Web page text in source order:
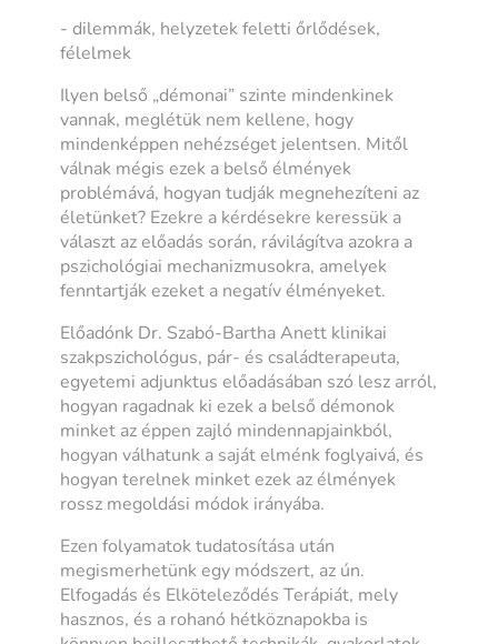
- dilemmák, helyzetek feletti őrlődések,
félelmek
Ilyen belső „démonai” szinte mindenkinek
vannak, meglétük nem kellene, hogy
mindenképpen nehézséget jelentsen. Mitől
válnak mégis ezek a belső élmények
problémává, hogyan tudják megnehezíteni az
életünket? Ezekre a kérdésekre keressük a
választ az előadás során, rávilágítva azokra a
pszichológiai mechanizmusokra, amelyek
fenntartják ezeket a negatív élményeket.
Előadónk Dr. Szabó-Bartha Anett klinikai
szakpszichológus, pár- és családterapeuta,
egyetemi adjunktus előadásában szó lesz arról,
hogyan ragadnak ki ezek a belső démonok
minket az éppen zajló mindennapjainkból,
hogyan válhatunk a saját elménk foglyaivá, és
hogyan terelnek minket ezek az élmények
rossz megoldási módok irányába.
Ezen folyamatok tudatosítása után
megismerhetünk egy módszert, az ún.
Elfogadás és Elköteleződés Terápiát, mely
hasznos, és a rohanó hétköznapokba is